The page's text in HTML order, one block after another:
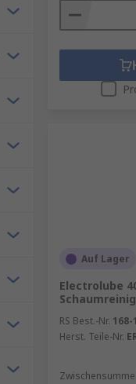
Auf Lager
Electrolube
RS Best.-Nr. 168-
Herst. Teile-Nr.
Zwischensumme